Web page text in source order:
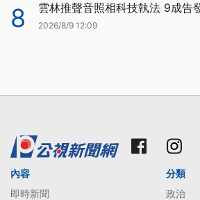
8 雲林推聲音照相科技執法 9成告
2026/8/9 12:09
內容
即時新聞
分類
政治